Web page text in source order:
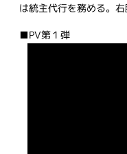
は統主代行を務める。
■PV第１弾